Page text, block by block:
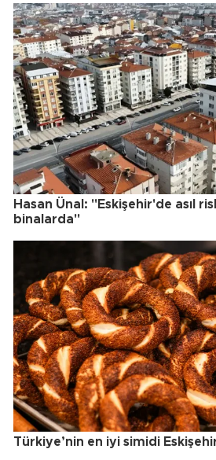
Hasan Ünal: "Eskişehir'de asıl
binalarda"
Türkiye’nin en iyi simidi